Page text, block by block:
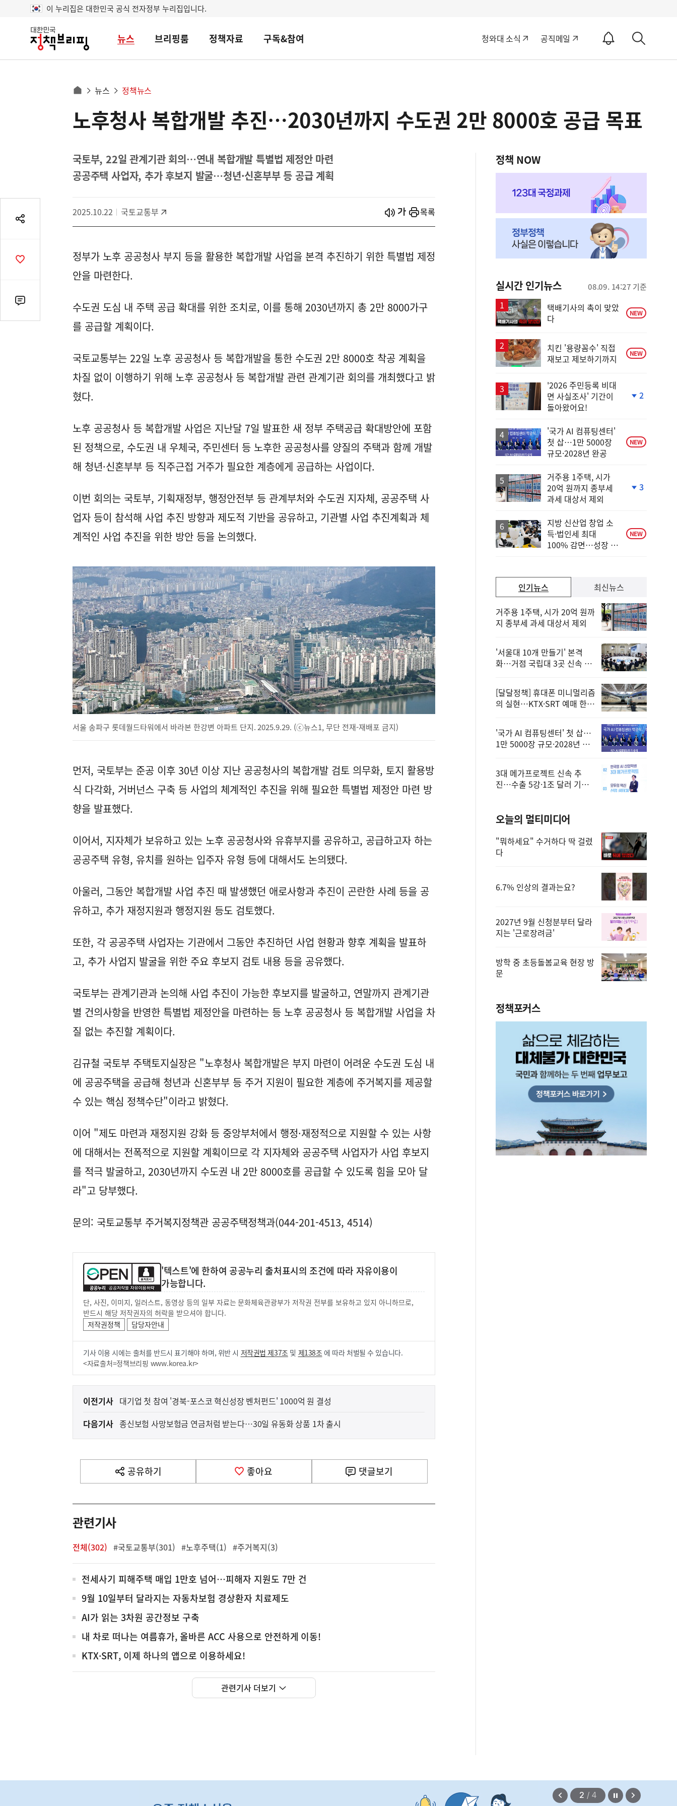
이 누리집은 대한민국 공식 전자정부 누리집입니다.
대
민
뉴스 브리핑룸 정책자료 구독&참여 청와대 소식 공직메일
알
ON
세
으
로
뉴스 정책뉴스
공
기
공
댓
글
노후청사 복합개발 추진…2030년까지 수도권 2만 8000호 공급 목표
국토부, 22일 관계기관 회의…연내 복합개발 특별법 제정안 마련
공공주택 사업자, 추가 후보지 발굴…청년·신혼부부 등 공급 계획
2025.10.22 국토교통부 시작
열기 목록
정부가 노후 공공청사 부지 등을 활용한 복합개발 사업을 본격 추진하기 위한 특별법 제정
안을 마련한다.
수도권 도심 내 주택 공급 확대를 위한 조치로, 이를 통해 2030년까지 총 2만 8000가구
를 공급할 계획이다.
국토교통부는 22일 노후 공공청사 등 복합개발을 통한 수도권 2만 8000호 착공 계획을
차질 없이 이행하기 위해 노후 공공청사 등 복합개발 관련 관계기관 회의를 개최했다고 밝
혔다.
노후 공공청사 등 복합개발 사업은 지난달 7일 발표한 새 정부 주택공급 확대방안에 포함
된 정책으로, 수도권 내 우체국, 주민센터 등 노후한 공공청사를 양질의 주택과 함께 개발
해 청년·신혼부부 등 직주근접 거주가 필요한 계층에게 공급하는 사업이다.
이번 회의는 국토부, 기획재정부, 행정안전부 등 관계부처와 수도권 지자체, 공공주택 사
업자 등이 참석해 사업 추진 방향과 제도적 기반을 공유하고, 기관별 사업 추진계획과 체
계적인 사업 추진을 위한 방안 등을 논의했다.
서울 송파구 롯데월드타워에서 바라본 한강변 아파트 단지. 2025.9.29. (ⓒ뉴스1, 무단 전재-재배포 금지)
먼저, 국토부는 준공 이후 30년 이상 지난 공공청사의 복합개발 검토 의무화, 토지 활용방
식 다각화, 거버넌스 구축 등 사업의 체계적인 추진을 위해 필요한 특별법 제정안 마련 방
향을 발표했다.
이어서, 지자체가 보유하고 있는 노후 공공청사와 유휴부지를 공유하고, 공급하고자 하는
공공주택 유형, 유치를 원하는 입주자 유형 등에 대해서도 논의됐다.
아울러, 그동안 복합개발 사업 추진 때 발생했던 애로사항과 추진이 곤란한 사례 등을 공
유하고, 추가 재정지원과 행정지원 등도 검토했다.
또한, 각 공공주택 사업자는 기관에서 그동안 추진하던 사업 현황과 향후 계획을 발표하
고, 추가 사업지 발굴을 위한 주요 후보지 검토 내용 등을 공유했다.
국토부는 관계기관과 논의해 사업 추진이 가능한 후보지를 발굴하고, 연말까지 관계기관
별 건의사항을 반영한 특별법 제정안을 마련하는 등 노후 공공청사 등 복합개발 사업을 차
질 없는 추진할 계획이다.
김규철 국토부 주택토지실장은 "노후청사 복합개발은 부지 마련이 어려운 수도권 도심 내
에 공공주택을 공급해 청년과 신혼부부 등 주거 지원이 필요한 계층에 주거복지를 제공할
수 있는 핵심 정책수단"이라고 밝혔다.
이어 "제도 마련과 재정지원 강화 등 중앙부처에서 행정·재정적으로 지원할 수 있는 사항
에 대해서는 전폭적으로 지원할 계획이므로 각 지자체와 공공주택 사업자가 사업 후보지
를 적극 발굴하고, 2030년까지 수도권 내 2만 8000호를 공급할 수 있도록 힘을 모아 달
라"고 당부했다.
문의: 국토교통부 주거복지정책관 공공주택정책과(044-201-4513, 4514)
'텍스트'에 한하여 공공누리 출처표시의 조건에 따라 자유이용이
가능합니다.
단, 사진, 이미지, 일러스트, 동영상 등의 일부 자료는 문화체육관광부가 저작권 전부를 보유하고 있지 아니하므로,
반드시 해당 저작권자의 허락을 받으셔야 합니다.
저작권정책
담당자안내
기사 이용 시에는 출처를 반드시 표기해야 하며, 위반 시 저작권법 제37조 및 제138조 에 따라 처벌될 수 있습니다.
<자료출처=정책브리핑 www.korea.kr>
이
다
음
기
영
역
이전기사 대기업 첫 참여 '경북-포스코 혁신성장 벤처펀드' 1000억 원 결성
다음기사 종신보험 사망보험금 연금처럼 받는다…30일 유동화 상품 1차 출시
공유하기
열
기
좋아요 댓글보기
관련기사
전체(302) #국토교통부(301) #노후주택(1) #주거복지(3)
전
체
전세사기 피해주택 매입 1만호 넘어…피해자 지원도 7만 건
9월 10일부터 달라지는 자동차보험 경상환자 치료제도
AI가 읽는 3차원 공간정보 구축
내 차로 떠나는 여름휴가, 올바른 ACC 사용으로 안전하게 이동!
KTX·SRT, 이제 하나의 앱으로 이용하세요!
관련기사 더보기
정책 NOW
실시간 인기뉴스 08.09. 14:27 기준
택배기사의 촉이 맞았
다
NEW
치킨 '용량꼼수' 직접
재보고 제보하기까지
NEW
'2026 주민등록 비대
면 사실조사' 기간이
돌아왔어요!
2
'국가 AI 컴퓨팅센터'
첫 삽…1만 5000장
규모·2028년 완공
NEW
거주용 1주택, 시가
20억 원까지 종부세
과세 대상서 제외
3
지방 신산업 창업 소
득·법인세 최대
100% 감면…성장 지
NEW
인기뉴스
거주용 1주택, 시가 20억 원까
지 종부세 과세 대상서 제외
'서울대 10개 만들기' 본격
화…거점 국립대 3곳 신속 선
[달달정책] 휴대폰 미니멀리즘
의 실현…KTX·SRT 예매 한
'국가 AI 컴퓨팅센터' 첫 삽…
1만 5000장 규모·2028년 완
3대 메가프로젝트 신속 추
진…수출 5강·1조 달러 기반
최신뉴스
오늘의 멀티미디어
"뭐하세요" 수거하다 딱 걸렸
다
6.7% 인상의 결과는요?
2027년 9월 신청분부터 달라
지는 '근로장려금'
방학 중 초등돌봄교육 현장 방
문
정책포커스
이
3 / 4
정지
다
(보도설명) 금번 종합부동산세 개편은 거주 중심 주택시장 정착, 공정과세 및 과세형평 제고를 위한 것입니다.